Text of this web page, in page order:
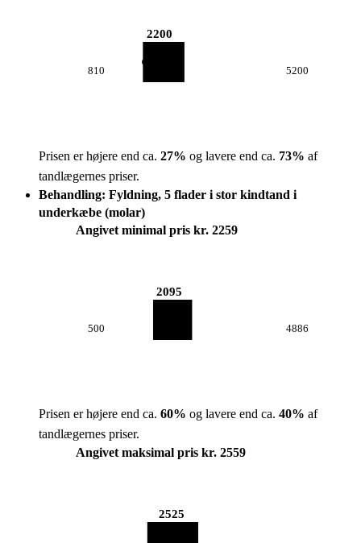
810
2200
5200
Prisen er højere end ca. 27% og lavere end ca. 73% af
tandlægernes priser.
Behandling: Fyldning, 5 flader i stor kindtand i
underkæbe (molar)
Angivet minimal pris kr. 2259
500
2095
4886
Prisen er højere end ca. 60% og lavere end ca. 40% af
tandlægernes priser.
Angivet maksimal pris kr. 2559
2525